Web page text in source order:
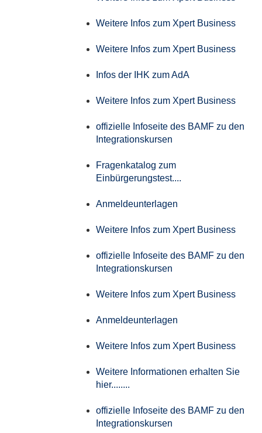
Weitere Infos zum Xpert Business
Weitere Infos zum Xpert Business
Infos der IHK zum AdA
Weitere Infos zum Xpert Business
offizielle Infoseite des BAMF zu den
Integrationskursen
Fragenkatalog zum
Einbürgerungstest....
Anmeldeunterlagen
Weitere Infos zum Xpert Business
offizielle Infoseite des BAMF zu den
Integrationskursen
Weitere Infos zum Xpert Business
Anmeldeunterlagen
Weitere Infos zum Xpert Business
Weitere Informationen erhalten Sie
hier........
offizielle Infoseite des BAMF zu den
Integrationskursen